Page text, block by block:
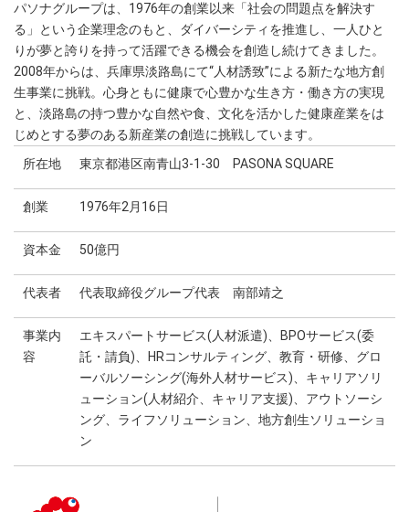
パソナグループは、1976年の創業以来「社会の問題点を解決す
る」という企業理念のもと、ダイバーシティを推進し、一人ひと
りが夢と誇りを持って活躍できる機会を創造し続けてきました。
2008年からは、兵庫県淡路島にて“人材誘致”による新たな地方創
生事業に挑戦。心身ともに健康で心豊かな生き方・働き方の実現
と、淡路島の持つ豊かな自然や食、文化を活かした健康産業をは
じめとする夢のある新産業の創造に挑戦しています。
所在地
東京都港区南青山3-1-30 PASONA SQUARE
創業 1976年2月16日
資本金 50億円
代表者 代表取締役グループ代表 南部靖之
事業内
容
エキスパートサービス(人材派遣)、BPOサービス(委
託・請負)、HRコンサルティング、教育・研修、グロ
ーバルソーシング(海外人材サービス)、キャリアソリ
ューション(人材紹介、キャリア支援)、アウトソーシ
ング、ライフソリューション、地方創生ソリューショ
ン